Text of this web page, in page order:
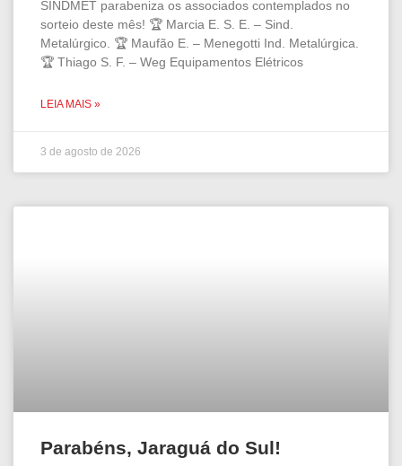
SINDMET parabeniza os associados contemplados no
sorteio deste mês! 🏆 Marcia E. S. E. – Sind.
Metalúrgico. 🏆 Maufão E. – Menegotti Ind. Metalúrgica.
🏆 Thiago S. F. – Weg Equipamentos Elétricos
LEIA MAIS »
3 de agosto de 2026
Parabéns, Jaraguá do Sul!